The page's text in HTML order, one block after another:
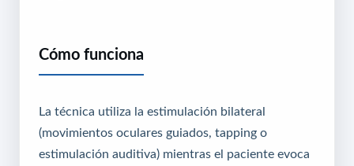
Cómo funciona
La técnica utiliza la estimulación bilateral
(movimientos oculares guiados, tapping o
estimulación auditiva) mientras el paciente evoca